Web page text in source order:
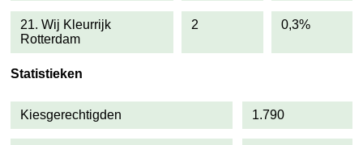
21. Wij Kleurrijk
Rotterdam
2 0,3%
Statistieken
Kiesgerechtigden 1.790